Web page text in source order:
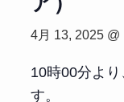
4月 13, 2025 @
10時00分よ
す。